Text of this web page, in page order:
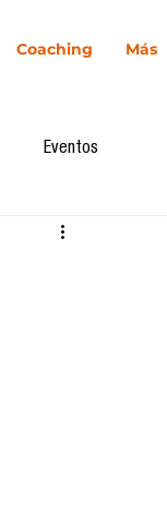
Coaching Más
Eventos
Innovación